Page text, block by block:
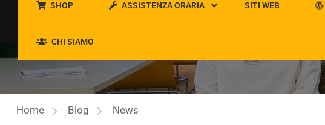
SHOP ASSISTENZA ORARIA SITI WEB
CHI SIAMO
NEWS
Home Blog News